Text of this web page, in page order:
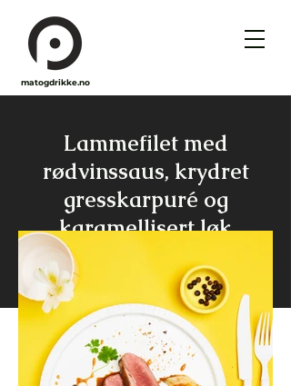
matogdrikke.no
Lammefilet med
rødvinssaus, krydret
gresskarpuré og
karamellisert løk